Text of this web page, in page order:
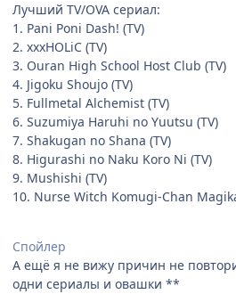
Лучший TV/OVA сериал:
1. Pani Poni Dash! (TV)
2. xxxHOLiC (TV)
3. Ouran High School Host Club (TV)
4. Jigoku Shoujo (TV)
5. Fullmetal Alchemist (TV)
6. Suzumiya Haruhi no Yuutsu (TV)
7. Shakugan no Shana (TV)
8. Higurashi no Naku Koro Ni (TV)
9. Mushishi (TV)
10. Nurse Witch Komugi-Chan
Спойлер
А ещё я не вижу причин не
одни сериалы и овашки **